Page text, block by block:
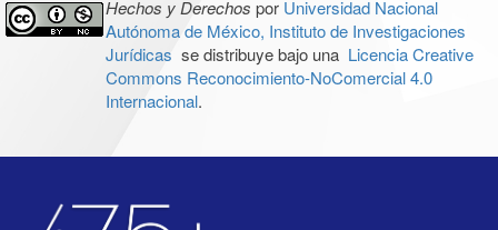
Hechos y Derechos por Universidad Nacional
Autónoma de México, Instituto de Investigaciones
Jurídicas se distribuye bajo una Licencia Creative
Commons Reconocimiento-NoComercial 4.0
Internacional.